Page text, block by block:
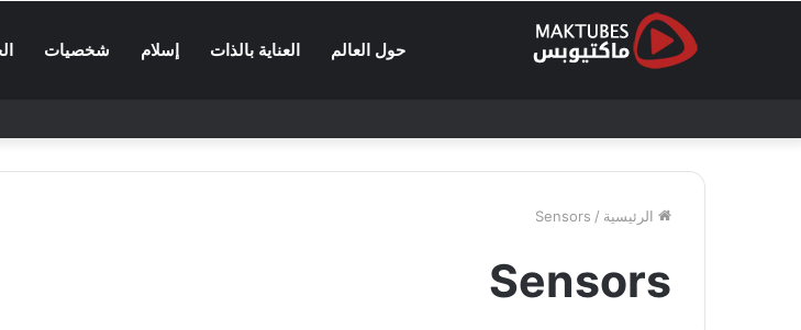
حول العالم العناية بالذات إسلام شخصيات
الرئيسية /
Sensors
Sensors